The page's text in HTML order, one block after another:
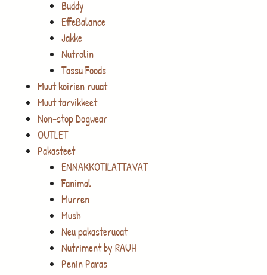
Buddy
EffeBalance
Jakke
Nutrolin
Tassu Foods
Muut koirien ruuat
Muut tarvikkeet
Non-stop Dogwear
OUTLET
Pakasteet
ENNAKKOTILATTAVAT
Fanimal
Murren
Mush
Neu pakasteruoat
Nutriment by RAUH
Penin Paras